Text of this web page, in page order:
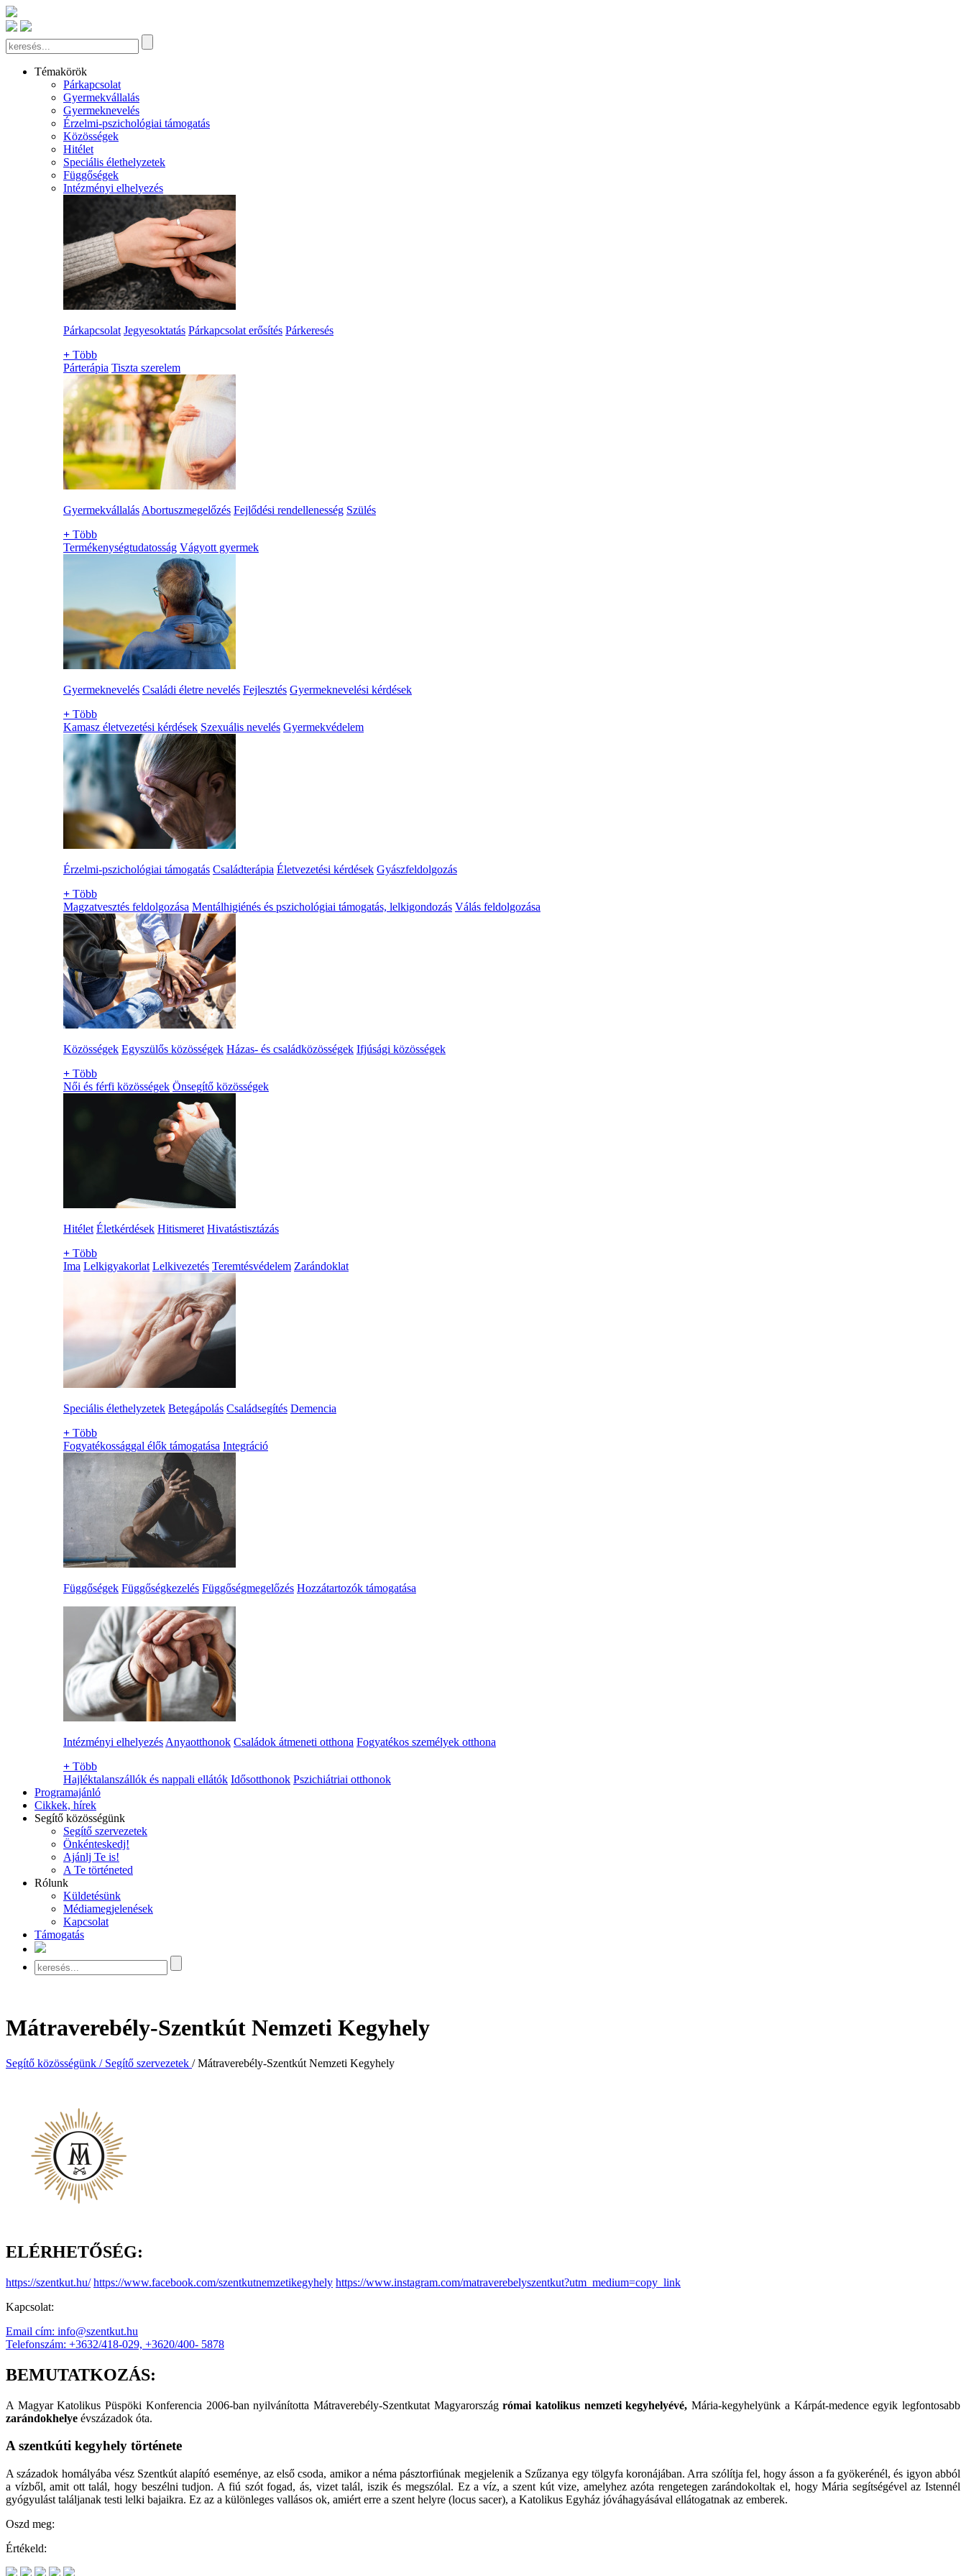
Témakörök
Párkapcsolat
Gyermekvállalás
Gyermeknevelés
Érzelmi-pszichológiai támogatás
Közösségek
Hitélet
Speciális élethelyzetek
Függőségek
Intézményi elhelyezés
Párkapcsolat Jegyesoktatás Párkapcsolat erősítés Párkeresés
+ Több
Párterápia Tiszta szerelem
Gyermekvállalás Abortuszmegelőzés Fejlődési rendellenesség Szülés
+ Több
Termékenységtudatosság Vágyott gyermek
Gyermeknevelés Családi életre nevelés Fejlesztés Gyermeknevelési kérdések
+ Több
Kamasz életvezetési kérdések Szexuális nevelés Gyermekvédelem
Érzelmi-pszichológiai támogatás Családterápia Életvezetési kérdések Gyászfeldolgozás
+ Több
Magzatvesztés feldolgozása Mentálhigiénés és pszichológiai támogatás, lelkigondozás Válás feldolgozása
Közösségek Egyszülős közösségek Házas- és családközösségek Ifjúsági közösségek
+ Több
Női és férfi közösségek Önsegítő közösségek
Hitélet Életkérdések Hitismeret Hivatástisztázás
+ Több
Ima Lelkigyakorlat Lelkivezetés Teremtésvédelem Zarándoklat
Speciális élethelyzetek Betegápolás Családsegítés Demencia
+ Több
Fogyatékossággal élők támogatása Integráció
Függőségek Függőségkezelés Függőségmegelőzés Hozzátartozók támogatása
Intézményi elhelyezés Anyaotthonok Családok átmeneti otthona Fogyatékos személyek otthona
+ Több
Hajléktalanszállók és nappali ellátók Idősotthonok Pszichiátriai otthonok
Programajánló
Cikkek, hírek
Segítő közösségünk
Segítő szervezetek
Önkénteskedj!
Ajánlj Te is!
A Te történeted
Rólunk
Küldetésünk
Médiamegjelenések
Kapcsolat
Támogatás
Mátraverebély-Szentkút Nemzeti Kegyhely
Segítő közösségünk / Segítő szervezetek / Mátraverebély-Szentkút Nemzeti Kegyhely
ELÉRHETŐSÉG:
https://szentkut.hu/ https://www.facebook.com/szentkutnemzetikegyhely https://www.instagram.com/matraverebelyszentkut?utm_medium=copy_link
Kapcsolat:
Email cím: info@szentkut.hu
Telefonszám: +3632/418-029, +3620/400- 5878
BEMUTATKOZÁS:
A Magyar Katolikus Püspöki Konferencia 2006-ban nyilvánította Mátraverebély-Szentkutat Magyarországrómai katolikus nemzeti kegyhelyévé, Mária-kegyhelyünk a Kárpát-medence egyik legfontosabb
zarándokhelye évszázadok óta.
A szentkúti kegyhely története
A századok homályába vész Szentkút alapító eseménye, az első csoda, amikor a néma pásztorfiúnak megjelenik a Szűzanya egy tölgyfa koronájában. Arra szólítja fel, hogy ásson a fa gyökerénél, és igyon abból
a vízből, amit ott talál, hogy beszélni tudjon. A fiú szót fogad, ás, vizet talál, iszik és megszólal. Ez a víz, a szent kút vize, amelyhez azóta rengetegen zarándokoltak el, hogy Mária segítségével az Istennél
gyógyulást találjanak testi lelki bajaikra. Ez az a különleges vallásos ok, amiért erre a szent helyre (locus sacer), a Katolikus Egyház jóváhagyásával ellátogatnak az emberek.
Oszd meg:
Értékeld: